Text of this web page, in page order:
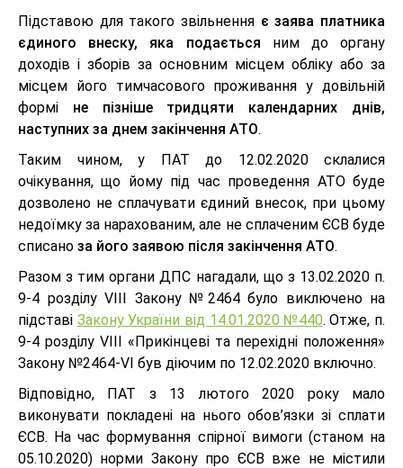
Підставою для такого звільнення є заява платника
єдиного внеску, яка подається ним до органу
доходів і зборів за основним місцем обліку або за
місцем його тимчасового проживання у довільній
формі не пізніше тридцяти календарних днів,
наступних за днем закінчення АТО.
Таким чином, у ПАТ до 12.02.2020 склалися
очікування, що йому під час проведення АТО буде
дозволено не сплачувати єдиний внесок, при цьому
недоїмку за нарахованим, але не сплаченим ЄСВ буде
списано за його заявою після закінчення АТО.
Разом з тим органи ДПС нагадали, що з 13.02.2020 п.
9-4 розділу VIII Закону №2464 було виключено на
підставі Закону України від 14.01.2020 №440. Отже, п.
9-4 розділу VIII «Прикінцеві та перехідні положення»
Закону №2464-VІ був діючим по 12.02.2020 включно.
Відповідно, ПАТ з 13 лютого 2020 року мало
виконувати покладені на нього обов’язки зі сплати
ЄСВ. На час формування спірної вимоги (станом на
05.10.2020) норми Закону про ЄСВ вже не містили